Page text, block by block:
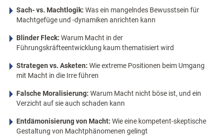
Sach- vs. Machtlogik: Was ein mangelndes Bewusstsein für
Machtgefüge und -dynamiken anrichten kann
Blinder Fleck: Warum Macht in der
Führungskräfteentwicklung kaum thematisiert wird
Strategen vs. Asketen: Wie extreme Positionen beim Umgang
mit Macht in die Irre führen
Falsche Moralisierung: Warum Macht nicht böse ist, und ein
Verzicht auf sie auch schaden kann
Entdämonisierung von Macht: Wie eine kompetent-skeptische
Gestaltung von Machtphänomenen gelingt